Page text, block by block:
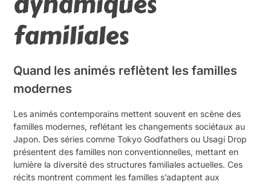
familiales
Quand les animés reflètent les familles
modernes
Les animés contemporains mettent souvent en scène des
familles modernes, reflétant les changements sociétaux au
Japon. Des séries comme Tokyo Godfathers ou Usagi Drop
présentent des familles non conventionnelles, mettant en
lumière la diversité des structures familiales actuelles. Ces
récits montrent comment les familles s’adaptent aux